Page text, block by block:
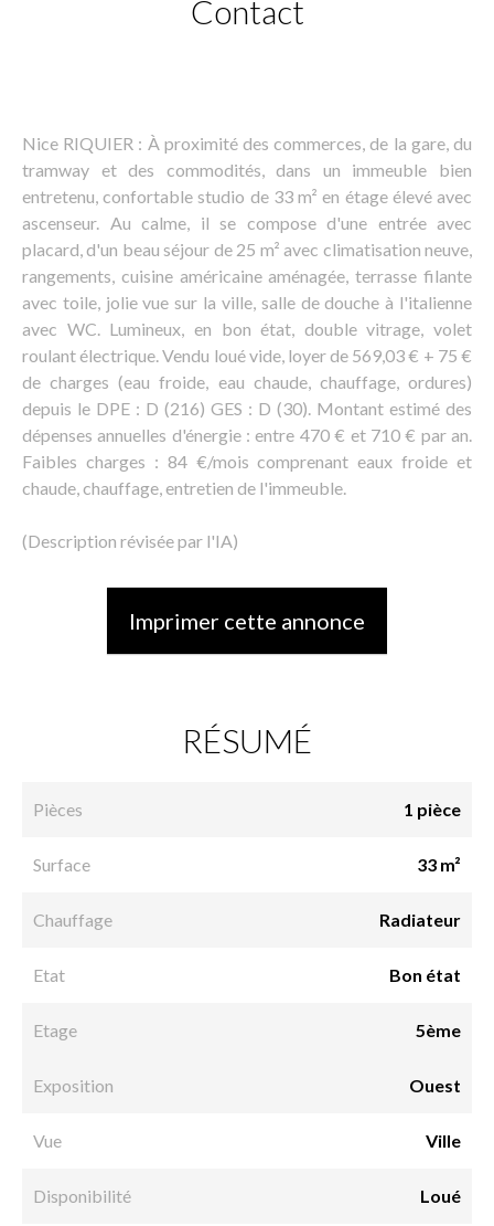
Contact
Nice RIQUIER : À proximité des commerces, de la gare, du
tramway et des commodités, dans un immeuble bien
entretenu, confortable studio de 33 m² en étage élevé avec
ascenseur. Au calme, il se compose d'une entrée avec
placard, d'un beau séjour de 25 m² avec climatisation neuve,
rangements, cuisine américaine aménagée, terrasse filante
avec toile, jolie vue sur la ville, salle de douche à l'italienne
avec WC. Lumineux, en bon état, double vitrage, volet
roulant électrique. Vendu loué vide, loyer de 569,03 € + 75 €
de charges (eau froide, eau chaude, chauffage, ordures)
depuis le DPE : D (216) GES : D (30). Montant estimé des
dépenses annuelles d'énergie : entre 470 € et 710 € par an.
Faibles charges : 84 €/mois comprenant eaux froide et
chaude, chauffage, entretien de l'immeuble.
(Description révisée par l'IA)
Imprimer cette annonce
RÉSUMÉ
Pièces 1 pièce
Surface 33 m²
Chauffage Radiateur
Etat Bon état
Etage 5ème
Exposition Ouest
Vue Ville
Disponibilité Loué